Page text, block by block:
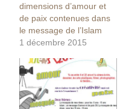
dimensions d’amour et
de paix contenues dans
le message de l’Islam
1 décembre 2015